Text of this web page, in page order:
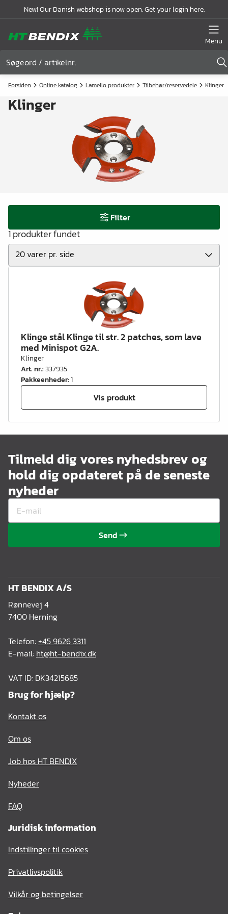
New! Our Danish webshop is now open. Get your login here.
Menu
Forsiden Online katalog Lamello produkter Tilbehør/reservedele Klinger
Klinger
Filter
1 produkter fundet
Klinge stål Klinge til str. 2 patches, som lave
med Minispot G2A.
Klinger
Art. nr.:337935
Pakkeenheder:1
Vis produkt
Tilmeld dig vores nyhedsbrev og
hold dig opdateret på de seneste
nyheder
Send
HT BENDIX A/S
Rønnevej 4
7400 Herning
Telefon: +45 9626 3311
E-mail: ht@ht-bendix.dk
VAT ID: DK34215685
Brug for hjælp?
Kontakt os
Om os
Job hos HT BENDIX
Nyheder
FAQ
Juridisk information
Indstillinger til cookies
Privatlivspolitik
Vilkår og betingelser